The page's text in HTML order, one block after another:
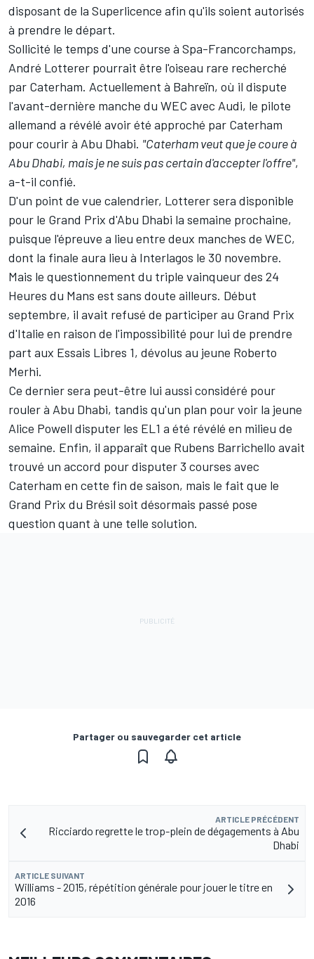
disposant de la Superlicence afin qu'ils soient autorisés
à prendre le départ.
Sollicité le temps d'une course à Spa-Francorchamps,
André Lotterer pourrait être l'oiseau rare recherché
par Caterham. Actuellement à Bahreïn, où il dispute
l'avant-dernière manche du WEC avec Audi, le pilote
allemand a révélé avoir été approché par Caterham
pour courir à Abu Dhabi. "Caterham veut que je coure à
Abu Dhabi, mais je ne suis pas certain d'accepter l'offre",
a-t-il confié.
D'un point de vue calendrier, Lotterer sera disponible
pour le Grand Prix d'Abu Dhabi la semaine prochaine,
puisque l'épreuve a lieu entre deux manches de WEC,
dont la finale aura lieu à Interlagos le 30 novembre.
Mais le questionnement du triple vainqueur des 24
Heures du Mans est sans doute ailleurs. Début
septembre, il avait refusé de participer au Grand Prix
d'Italie en raison de l'impossibilité pour lui de prendre
part aux Essais Libres 1, dévolus au jeune Roberto
Merhi.
Ce dernier sera peut-être lui aussi considéré pour
rouler à Abu Dhabi, tandis qu'un plan pour voir la jeune
Alice Powell disputer les EL1 a été révélé en milieu de
semaine. Enfin, il apparaît que Rubens Barrichello avait
trouvé un accord pour disputer 3 courses avec
Caterham en cette fin de saison, mais le fait que le
Grand Prix du Brésil soit désormais passé pose
question quant à une telle solution.
Partager ou sauvegarder cet article
ARTICLE PRÉCÉDENT
Ricciardo regrette le trop-plein de dégagements à Abu
Dhabi
ARTICLE SUIVANT
Williams - 2015, répétition générale pour jouer le titre en
2016